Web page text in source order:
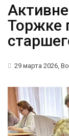
Торжке
29 марта 2026,